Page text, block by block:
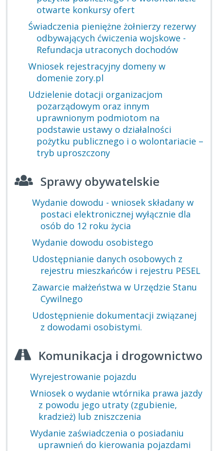
otwarte konkursy ofert
Świadczenia pieniężne żołnierzy rezerwy
odbywających ćwiczenia wojskowe -
Refundacja utraconych dochodów
Wniosek rejestracyjny domeny w
domenie zory.pl
Udzielenie dotacji organizacjom
pozarządowym oraz innym
uprawnionym podmiotom na
podstawie ustawy o działalności
pożytku publicznego i o wolontariacie –
tryb uproszczony
Sprawy obywatelskie
Wydanie dowodu - wniosek składany w
postaci elektronicznej wyłącznie dla
osób do 12 roku życia
Wydanie dowodu osobistego
Udostępnianie danych osobowych z
rejestru mieszkańców i rejestru PESEL
Zawarcie małżeństwa w Urzędzie Stanu
Cywilnego
Udostępnienie dokumentacji związanej
z dowodami osobistymi.
Komunikacja i drogownictwo
Wyrejestrowanie pojazdu
Wniosek o wydanie wtórnika prawa jazdy
z powodu jego utraty (zgubienie,
kradzież) lub zniszczenia
Wydanie zaświadczenia o posiadaniu
uprawnień do kierowania pojazdami